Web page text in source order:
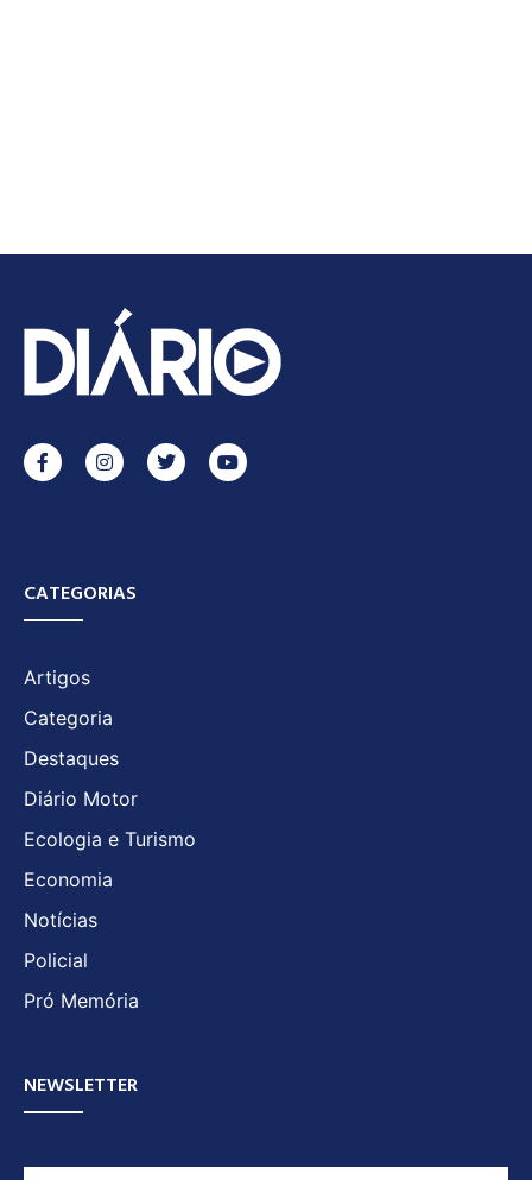
CATEGORIAS
Artigos
Categoria
Destaques
Diário Motor
Ecologia e Turismo
Economia
Notícias
Policial
Pró Memória
NEWSLETTER